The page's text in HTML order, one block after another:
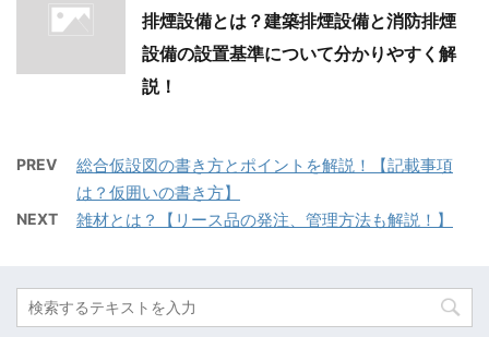
排煙設備とは？建築排煙設備と消防排煙
設備の設置基準について分かりやすく解
説！
PREV
総合仮設図の書き方とポイントを解説！【記載事項
は？仮囲いの書き方】
NEXT 雑材とは？【リース品の発注、管理方法も解説！】